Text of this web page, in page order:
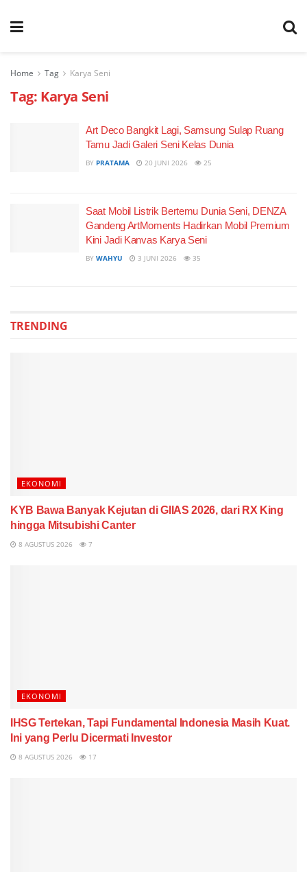
Home Tag Karya Seni
Tag: Karya Seni
Art Deco Bangkit Lagi, Samsung Sulap Ruang
Tamu Jadi Galeri Seni Kelas Dunia
BY PRATAMA 20 JUNI 2026 25
Saat Mobil Listrik Bertemu Dunia Seni, DENZA
Gandeng ArtMoments Hadirkan Mobil Premium
Kini Jadi Kanvas Karya Seni
BY WAHYU 3 JUNI 2026 35
TRENDING
EKONOMI
KYB Bawa Banyak Kejutan di GIIAS 2026, dari RX King
hingga Mitsubishi Canter
8 AGUSTUS 2026 7
EKONOMI
IHSG Tertekan, Tapi Fundamental Indonesia Masih Kuat.
Ini yang Perlu Dicermati Investor
8 AGUSTUS 2026 17